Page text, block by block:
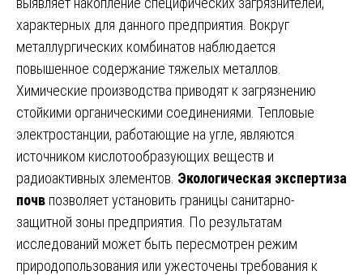
характерных для данного предприятия. Вокруг
металлургических комбинатов наблюдается
повышенное содержание тяжелых металлов.
Химические производства приводят к загрязнению
стойкими органическими соединениями. Тепловые
электростанции, работающие на угле, являются
источником кислотообразующих веществ и
радиоактивных элементов. Экологическая экспертиза
почв позволяет установить границы санитарно-
защитной зоны предприятия. По результатам
исследований может быть пересмотрен режим
природопользования или ужесточены требования к